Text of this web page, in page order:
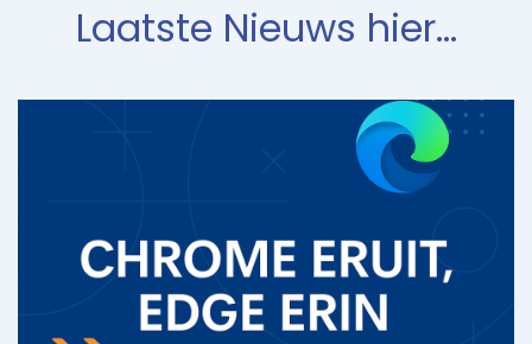
Laatste Nieuws hier…